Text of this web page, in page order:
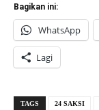
Bagikan ini:
WhatsApp
Lagi
TAGS 24 SAKSI